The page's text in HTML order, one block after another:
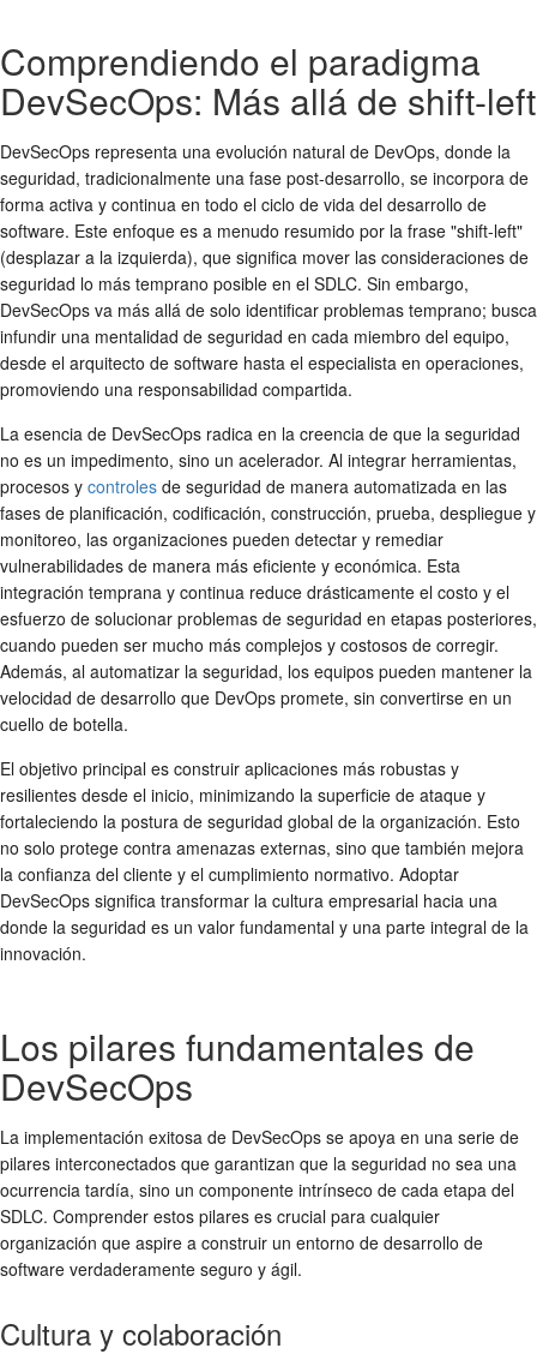
Comprendiendo el paradigma
DevSecOps: Más allá de shift-left
DevSecOps representa una evolución natural de DevOps, donde la
seguridad, tradicionalmente una fase post-desarrollo, se incorpora de
forma activa y continua en todo el ciclo de vida del desarrollo de
software. Este enfoque es a menudo resumido por la frase "shift-left"
(desplazar a la izquierda), que significa mover las consideraciones de
seguridad lo más temprano posible en el SDLC. Sin embargo,
DevSecOps va más allá de solo identificar problemas temprano; busca
infundir una mentalidad de seguridad en cada miembro del equipo,
desde el arquitecto de software hasta el especialista en operaciones,
promoviendo una responsabilidad compartida.
La esencia de DevSecOps radica en la creencia de que la seguridad
no es un impedimento, sino un acelerador. Al integrar herramientas,
procesos y controles de seguridad de manera automatizada en las
fases de planificación, codificación, construcción, prueba, despliegue y
monitoreo, las organizaciones pueden detectar y remediar
vulnerabilidades de manera más eficiente y económica. Esta
integración temprana y continua reduce drásticamente el costo y el
esfuerzo de solucionar problemas de seguridad en etapas posteriores,
cuando pueden ser mucho más complejos y costosos de corregir.
Además, al automatizar la seguridad, los equipos pueden mantener la
velocidad de desarrollo que DevOps promete, sin convertirse en un
cuello de botella.
El objetivo principal es construir aplicaciones más robustas y
resilientes desde el inicio, minimizando la superficie de ataque y
fortaleciendo la postura de seguridad global de la organización. Esto
no solo protege contra amenazas externas, sino que también mejora
la confianza del cliente y el cumplimiento normativo. Adoptar
DevSecOps significa transformar la cultura empresarial hacia una
donde la seguridad es un valor fundamental y una parte integral de la
innovación.
Los pilares fundamentales de
DevSecOps
La implementación exitosa de DevSecOps se apoya en una serie de
pilares interconectados que garantizan que la seguridad no sea una
ocurrencia tardía, sino un componente intrínseco de cada etapa del
SDLC. Comprender estos pilares es crucial para cualquier
organización que aspire a construir un entorno de desarrollo de
software verdaderamente seguro y ágil.
Cultura y colaboración